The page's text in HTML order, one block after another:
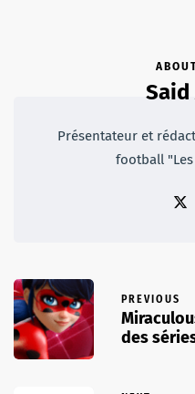
Said
Présentateur et
football
PREVIOUS
des